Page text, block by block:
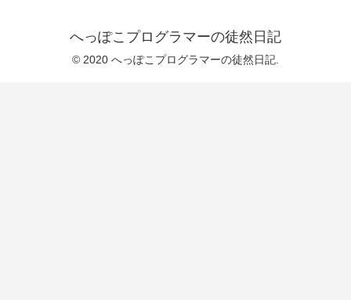
へっぽこプログラマーの徒然日記
© 2020 へっぽこプログラマーの徒然日記.